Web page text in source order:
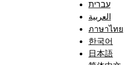
עברית
العربية
ภาษาไทย
한국어
日本語